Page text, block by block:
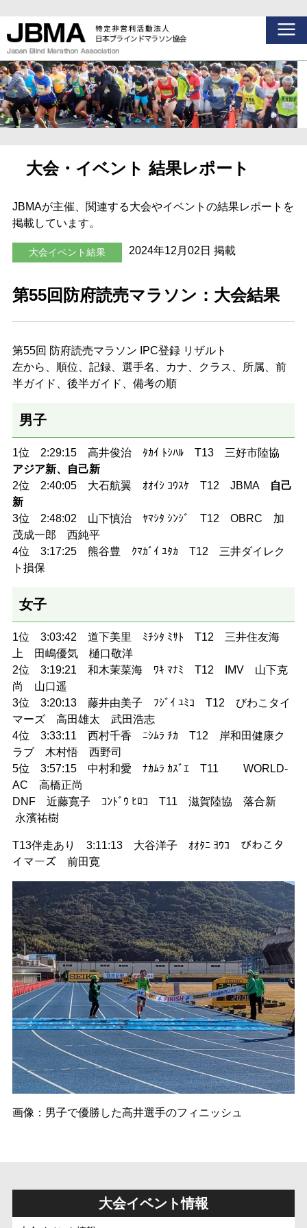
大会・イベント 結果レポート
JBMAが主催、関連する大会やイベントの結果レポートを
掲載しています。
大会イベント結果 2024年12月02日 掲載
第55回防府読売マラソン：大会結果
第55回 防府読売マラソン IPC登録 リザルト
左から、順位、記録、選手名、カナ、クラス、所属、前
半ガイド、後半ガイド、備考の順
男子
1位 2:29:15 高井俊治 ﾀｶｲ ﾄｼﾊﾙ T13 三好市陸協
アジア新、自己新
2位 2:40:05 大石航翼 ｵｵｲｼ ｺｳｽｹ T12 JBMA
自己
新
3位 2:48:02 山下慎治 ﾔﾏｼﾀ ｼﾝｼﾞ T12 OBRC 加
茂成一郎 西純平
4位 3:17:25 熊谷豊 ｸﾏｶﾞｲ ﾕﾀｶ T12 三井ダイレク
ト損保
女子
1位 3:03:42 道下美里 ﾐﾁｼﾀ ﾐｻﾄ T12 三井住友海
上 田嶋優気 樋口敬洋
2位 3:19:21 和木茉菜海 ﾜｷ ﾏﾅﾐ T12 IMV 山下克
尚 山口遥
3位 3:20:13 藤井由美子 ﾌｼﾞｲ ﾕﾐｺ T12 びわこタイ
マーズ 高田雄太 武田浩志
4位 3:33:11 西村千香 ﾆｼﾑﾗ ﾁｶ T12 岸和田健康ク
ラブ 木村悟 西野司
5位 3:57:15 中村和愛 ﾅｶﾑﾗ ｶｽﾞｴ T11 WORLD-
AC 高橋正尚
DNF 近藤寛子 ｺﾝﾄﾞｳ ﾋﾛｺ T11 滋賀陸協 落合新
永濱祐樹
T13伴走あり 3:11:13 大谷洋子 ｵｵﾀﾆ ﾖｳｺ びわこタ
イマーズ 前田寛
画像：男子で優勝した高井選手のフィニッシュ
大会イベント情報